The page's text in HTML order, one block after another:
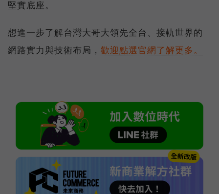
堅實底座。
想進一步了解台灣大哥大領先全台、接軌世界的
網路實力與技術布局， 歡迎點選官網了解更多。